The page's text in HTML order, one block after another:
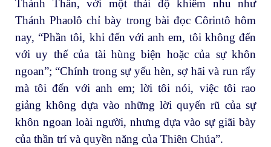
Thánh Thần, với một thái độ khiêm nhu như
Thánh Phaolô chỉ bày trong bài đọc Côrintô hôm
nay, “Phần tôi, khi đến với anh em, tôi không đến
với uy thế của tài hùng biện hoặc của sự khôn
ngoan”; “Chính trong sự yếu hèn, sợ hãi và run rẩy
mà tôi đến với anh em; lời tôi nói, việc tôi rao
giảng không dựa vào những lời quyến rũ của sự
khôn ngoan loài người, nhưng dựa vào sự giãi bày
của thần trí và quyền năng của Thiên Chúa”.